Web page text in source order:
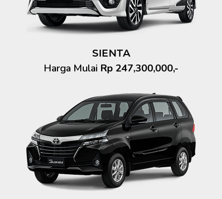
SIENTA
Harga Mulai Rp 247,300,000,-